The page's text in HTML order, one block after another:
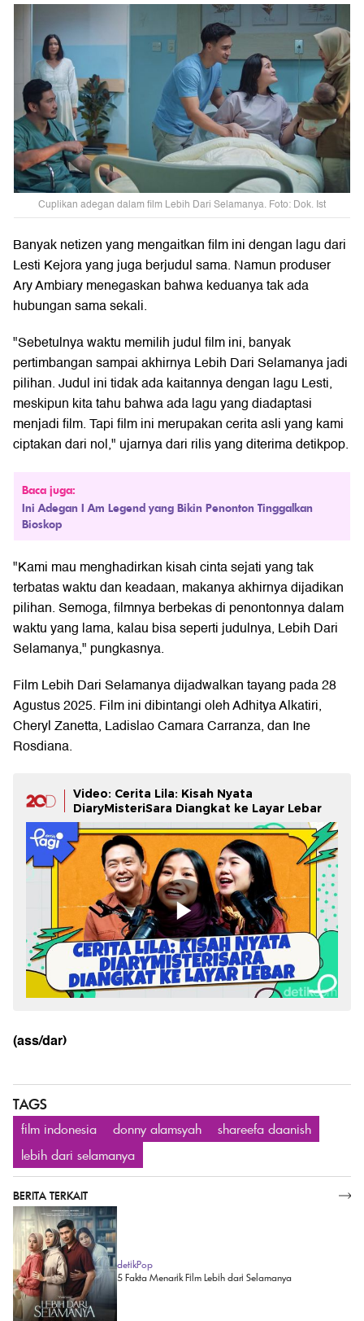
Cuplikan adegan dalam film Lebih Dari Selamanya. Foto: Dok. Ist
Banyak netizen yang mengaitkan film ini dengan lagu dari
Lesti Kejora yang juga berjudul sama. Namun produser
Ary Ambiary menegaskan bahwa keduanya tak ada
hubungan sama sekali.
"Sebetulnya waktu memilih judul film ini, banyak
pertimbangan sampai akhirnya Lebih Dari Selamanya jadi
pilihan. Judul ini tidak ada kaitannya dengan lagu Lesti,
meskipun kita tahu bahwa ada lagu yang diadaptasi
menjadi film. Tapi film ini merupakan cerita asli yang kami
ciptakan dari nol," ujarnya dari rilis yang diterima detikpop.
Baca juga:
Ini Adegan I Am Legend yang Bikin Penonton Tinggalkan
Bioskop
"Kami mau menghadirkan kisah cinta sejati yang tak
terbatas waktu dan keadaan, makanya akhirnya dijadikan
pilihan. Semoga, filmnya berbekas di penontonnya dalam
waktu yang lama, kalau bisa seperti judulnya, Lebih Dari
Selamanya," pungkasnya.
Film Lebih Dari Selamanya dijadwalkan tayang pada 28
Agustus 2025. Film ini dibintangi oleh Adhitya Alkatiri,
Cheryl Zanetta, Ladislao Camara Carranza, dan Ine
Rosdiana.
Video: Cerita Lila: Kisah Nyata
DiaryMisteriSara Diangkat ke Layar Lebar
(ass/dar)
TAGS
film indonesia donny alamsyah
shareefa daanish
lebih dari selamanya
BERITA TERKAIT
detikPop
5 Fakta Menarik Film Lebih dari Selamanya